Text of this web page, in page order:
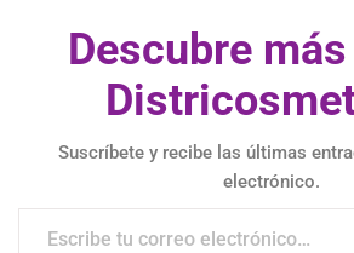
Descubre
Suscríbete y recibe las últimas
electrónico.